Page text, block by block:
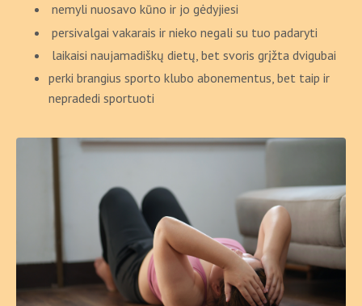
nemyli nuosavo kūno ir jo gėdyjiesi
persivalgai vakarais ir nieko negali su tuo padaryti
laikaisi naujamadiškų dietų, bet svoris grįžta dvigubai
perki brangius sporto klubo abonementus, bet taip ir
nepradedi sportuoti